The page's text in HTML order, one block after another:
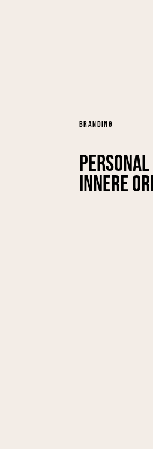
Personal
innere
BRANDING